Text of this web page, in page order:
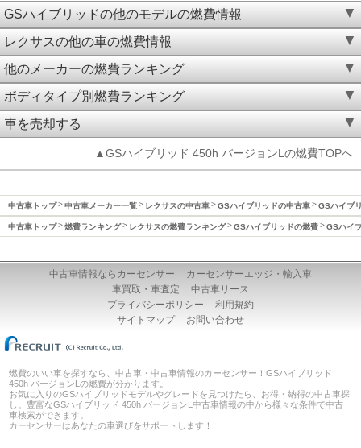
GSハイブリッドの他のモデルの燃費情報
レクサスの他の車の燃費情報
他のメーカーの燃費ランキング
ボディタイプ別燃費ランキング
車を売却する
▲GSハイブリッド 450h バージョンLの燃費TOPへ
中古車トップ 中古車メーカー一覧 レクサスの中古車 GSハイブリッドの中古車 GSハイブ
中古車トップ 燃費ランキング レクサスの燃費ランキング GSハイブリッドの燃費 GSハイ
中古車情報ならカーセンサー
カーセンサーエッジ・輸入車
車買取・車査定
中古車リース
プライバシーポリシー
利用規約
サイトマップ
お問い合わせ
燃費のいい車を探すなら、中古車・中古車情報のカーセンサー！GSハイブリッド
450h バージョンLの燃費が分かります。
お気に入りのGSハイブリッドモデルやグレードを見つけたら、お得・納得の中古車探
し。豊富なGSハイブリッド 450h バージョンL中古車情報の中から様々な条件で中古
車検索ができます。
カーセンサーはあなたの車選びをサポートします！